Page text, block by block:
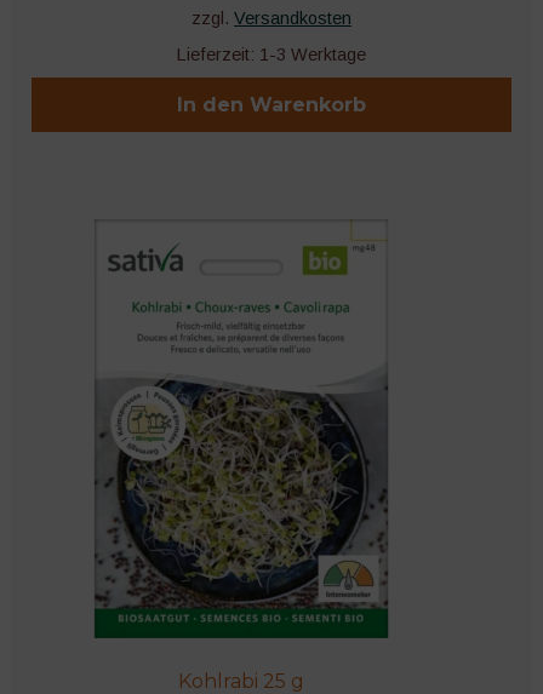
zzgl. Versandkosten
Lieferzeit: 1-3 Werktage
In den Warenkorb
Kohlrabi 25 g